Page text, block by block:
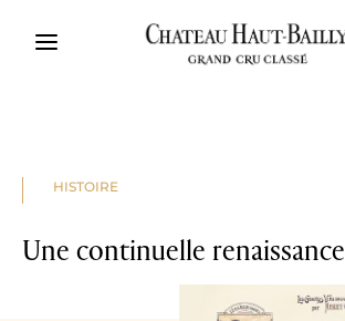
HISTOIRE
Une continuelle renaissance